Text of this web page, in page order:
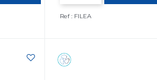
Ref : FILEA